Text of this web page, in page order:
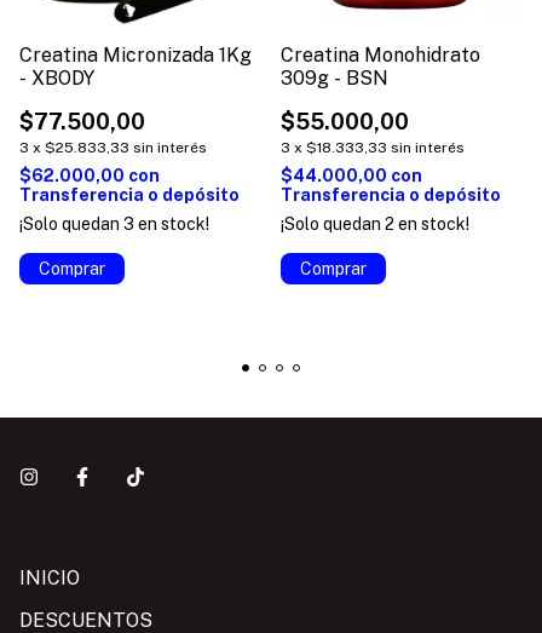
Creatina Micronizada 1Kg
- XBODY
$77.500,00
3 x $25.833,33 sin interés
$62.000,00 con
Transferencia o depósito
¡Solo quedan 3 en stock!
Creatina Monohidrato
309g - BSN
$55.000,00
3 x $18.333,33 sin interés
$44.000,00 con
Transferencia o depósito
¡Solo quedan 2 en stock!
INICIO
DESCUENTOS